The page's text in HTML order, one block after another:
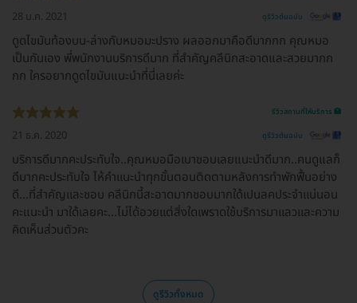
28 ม.ค. 2021 ดูรีวิวต้นฉบับ
ดูดไขมันท้องบน-ล่างกับหมอมะปราง ผลออกมาคือดีมากกก คุณหมอ
เป็นกันเอง พี่พนักงานบริการดีมาก ที่สำคัญคลีนิกสะอาดและสวยมากก
กก ใครอยากดูดไขมันแนะนำที่นี่เลยค่ะ
รีวิวสถานที่ให้บริการ 🏥
21 ธ.ค. 2020 ดูรีวิวต้นฉบับ
บริการดีมากคะประทับใจ..คุณหมอมือเบาชอบเลยแนะนำดีมาก..คนดูแลก็
ดีมากคะประทับใจ ไห้คำเเนะนำทุกขั้นตอนติดตามหลังการทำพักฟื้นอย่าง
ดี...ที่สำคัญเเละชอบ คลีนิกนี้สะอาดมากชอบมากใด้เปนลคประจำเเน่นอน
คะแนะนำ มาใด้เลยคะ...ไม่ได้อวยเเต่สิ่งใดเพราดใช้บริการมาเเลวเเละความ
คิดเห็นส่วนตัวคะ
ดูรีวิวทั้งหมด